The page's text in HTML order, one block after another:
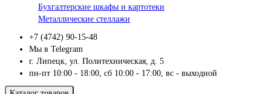
Бухгалтерские шкафы и картотеки
Металлические стеллажи
+7 (4742) 90-15-48
Мы в Telegram
г. Липецк, ул. Политехническая, д. 5
пн-пт 10:00 - 18:00, сб 10:00 - 17:00, вс - выходной